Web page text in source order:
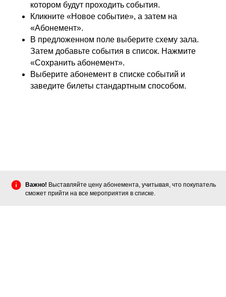
котором будут проходить события.
Кликните «Новое событие», а затем на
«Абонемент».
В предложенном поле выберите схему зала.
Затем добавьте события в список. Нажмите
«Сохранить абонемент».
Выберите абонемент в списке событий и
заведите билеты стандартным способом.
Важно! Выставляйте цену абонемента, учитывая, что покупатель
сможет прийти на все мероприятия в списке.